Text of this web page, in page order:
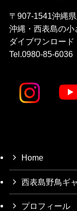
〒907-1541沖縄
沖縄・西表島の
ダイブワンロード
Tel.0980-85-6036
Home
西表島野鳥ギ
プロフィール